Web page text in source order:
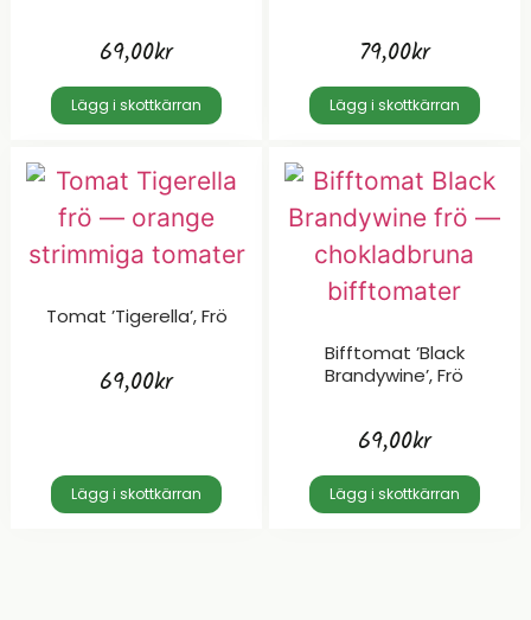
69,00kr
Lägg i skottkärran
79,00kr
Lägg i skottkärran
Tomat ’Tigerella’, Frö
69,00kr
Lägg i skottkärran
Bifftomat ’Black
Brandywine’, Frö
69,00kr
Lägg i skottkärran